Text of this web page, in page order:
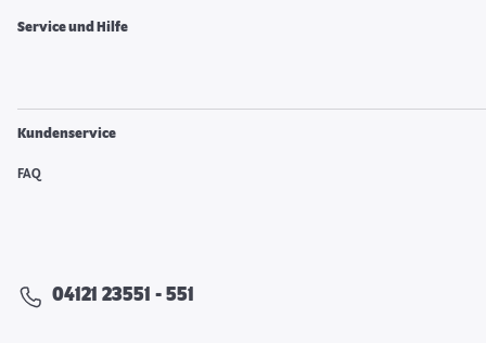
Service und Hilfe
Kundenservice
FAQ
04121 23551 - 551